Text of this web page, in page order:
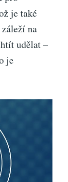
je také
na
udělat –
je